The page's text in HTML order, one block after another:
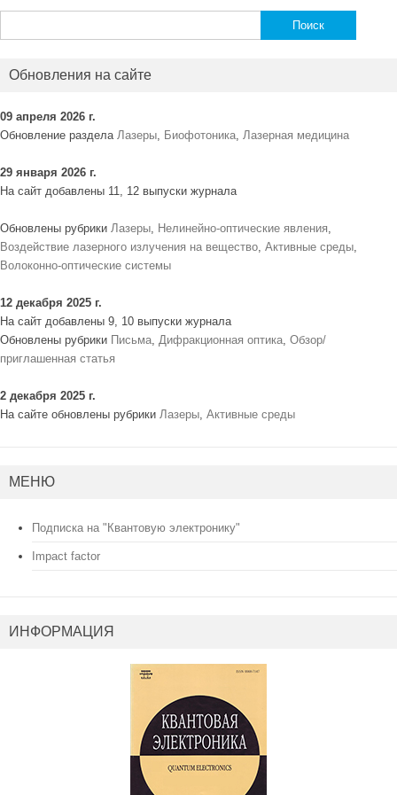
Обновления на сайте
09 апреля 2026 г.
Обновление раздела Лазеры, Биофотоника, Лазерная медицина
29 января 2026 г.
На сайт добавлены 11, 12 выпуски журнала
Обновлены рубрики Лазеры, Нелинейно-оптические явления,
Воздействие лазерного излучения на вещество, Активные среды,
Волоконно-оптические системы
12 декабря 2025 г.
На сайт добавлены 9, 10 выпуски журнала
Обновлены рубрики Письма, Дифракционная оптика, Обзор/
приглашенная статья
2 декабря 2025 г.
На сайте обновлены рубрики Лазеры, Активные среды
МЕНЮ
Подписка на "Квантовую электронику"
Impact factor
ИНФОРМАЦИЯ